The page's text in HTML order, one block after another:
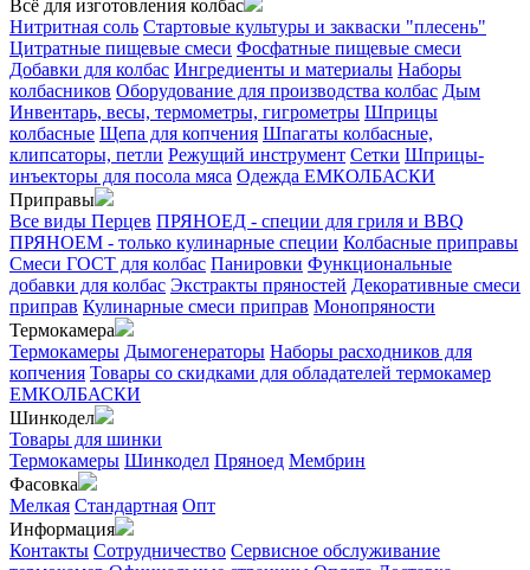
Всё для изготовления колбас
Нитритная соль Стартовые культуры и закваски "плесень"
Цитратные пищевые смеси Фосфатные пищевые смеси
Добавки для колбас Ингредиенты и материалы Наборы
колбасников Оборудование для производства колбас Дым
Инвентарь, весы, термометры, гигрометры Шприцы
колбасные Щепа для копчения Шпагаты колбасные,
клипсаторы, петли Режущий инструмент Сетки Шприцы-
инъекторы для посола мяса Одежда ЕМКОЛБАСКИ
Приправы
Все виды Перцев ПРЯНОЕД - специи для гриля и BBQ
ПРЯНОЕМ - только кулинарные специи Колбасные приправы
Смеси ГОСТ для колбас Панировки Функциональные
добавки для колбас Экстракты пряностей Декоративные смеси
приправ Кулинарные смеси приправ Монопряности
Термокамера
Термокамеры Дымогенераторы Наборы расходников для
копчения Товары со скидками для обладателей термокамер
ЕМКОЛБАСКИ
Шинкодел
Товары для шинки
Термокамеры Шинкодел Пряноед Мембрин
Фасовка
Мелкая Стандартная Опт
Информация
Контакты Сотрудничество Сервисное обслуживание